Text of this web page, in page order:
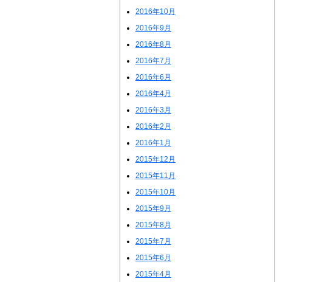
2016年10月
2016年9月
2016年8月
2016年7月
2016年6月
2016年4月
2016年3月
2016年2月
2016年1月
2015年12月
2015年11月
2015年10月
2015年9月
2015年8月
2015年7月
2015年6月
2015年4月